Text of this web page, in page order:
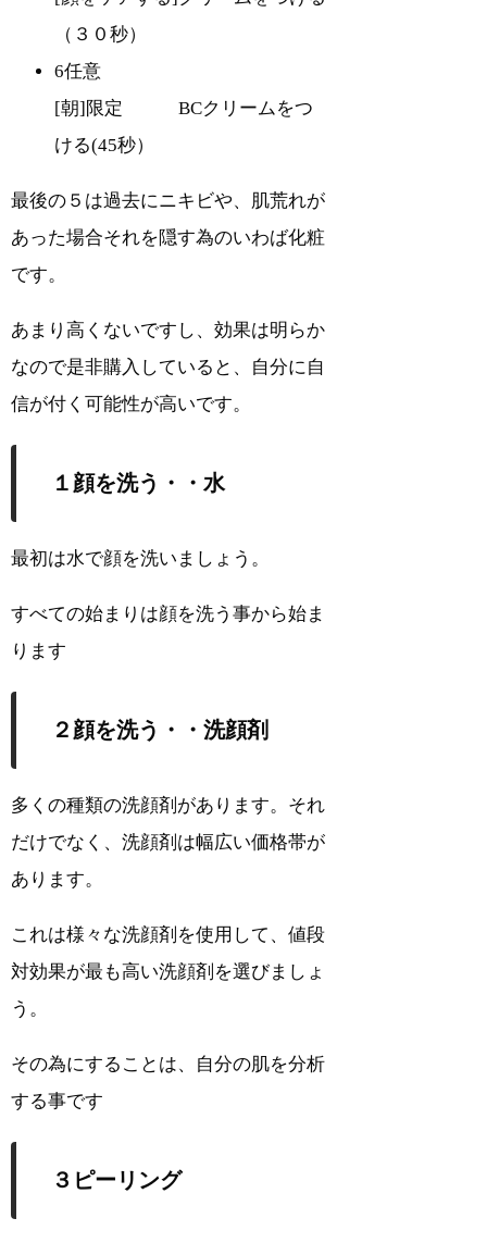
（３０秒）
6任意
[朝]限定 BCクリームをつ
ける(45秒）
最後の５は過去にニキビや、肌荒れが
あった場合それを隠す為のいわば化粧
です。
あまり高くないですし、効果は明らか
なので是非購入していると、自分に自
信が付く可能性が高いです。
１顔を洗う・・水
最初は水で顔を洗いましょう。
すべての始まりは顔を洗う事から始ま
ります
２顔を洗う・・洗顔剤
多くの種類の洗顔剤があります。それ
だけでなく、洗顔剤は幅広い価格帯が
あります。
これは様々な洗顔剤を使用して、値段
対効果が最も高い洗顔剤を選びましょ
う。
その為にすることは、自分の肌を分析
する事です
３ピーリング